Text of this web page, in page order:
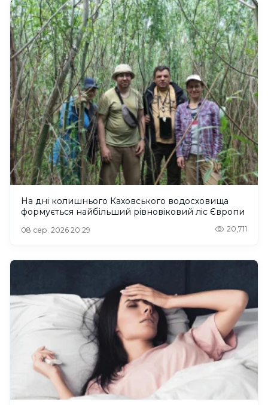
На дні колишнього Каховського водосховища
формується найбільший рівновіковий ліс Європи
08 сер. 2026 20:29 20,711